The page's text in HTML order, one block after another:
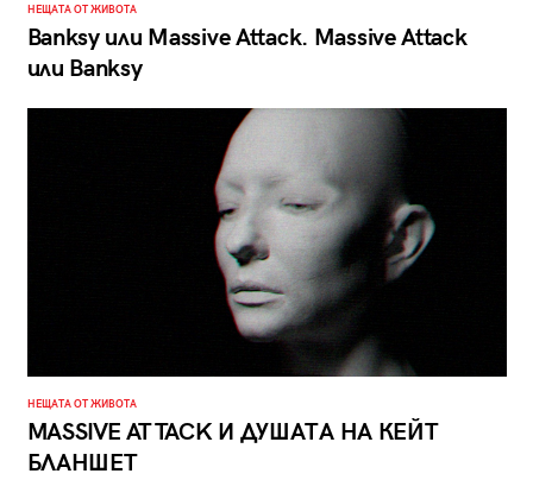
НЕЩАТА ОТ ЖИВОТА
Banksy или Massive Attack. Massive Attack
или Banksy
НЕЩАТА ОТ ЖИВОТА
MASSIVE ATTACK И ДУШАТА НА КЕЙТ
БЛАНШЕТ